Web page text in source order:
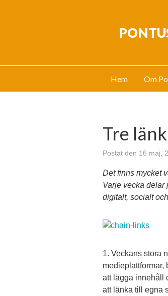
Hem Om
Tre
Postat den 16 maj,
Det finns mycket
Varje vecka delar
digitalt, socialt
1. Veckans stora
medieplattformar,
att lägga innehåll
att länka till egna